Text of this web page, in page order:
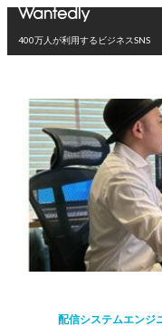
400万人が利用するビジネスSNS
配信システムエンジ